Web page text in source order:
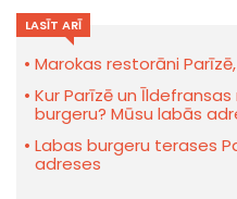
LASĪT ARĪ
Marokas restorāni
Kur Parīzē un
burgeru? Mūsu labās
Labas burgeru terases
adreses